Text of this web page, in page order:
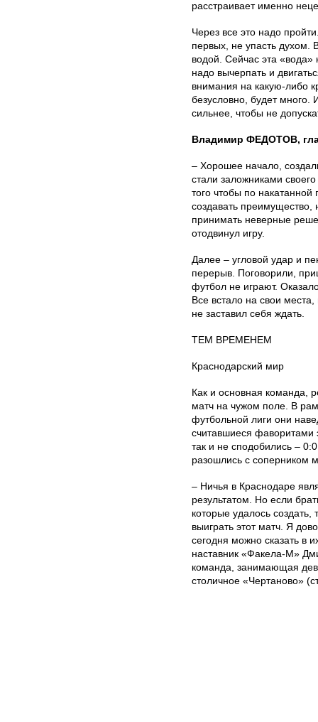
расстраивает именно
Через все это надо
первых, не упасть духом.
водой. Сейчас эта
надо вычерпать и
внимания на какую-либо
безусловно, будет
сильнее, чтобы не
Владимир ФЕДОТОВ,
– Хорошее начало,
стали заложниками
того чтобы по
создавать преимущество,
принимать неверные
отодвинул игру.
Далее – угловой удар и
перерыв. Поговорили,
футбол не играют.
Все встало на свои
не заставил себя ждать.
ТЕМ ВРЕМЕНЕМ
Краснодарский мир
Как и основная команда,
матч на чужом поле. В
футбольной лиги они
считавшиеся фаворитами
так и не сподобились –
разошлись с соперником
– Ничья в Краснодаре
результатом. Но если
которые удалось
выиграть этот матч. Я
сегодня можно сказать в
наставник «Факела-М»
команда, занимающая
столичное «Чертаново»